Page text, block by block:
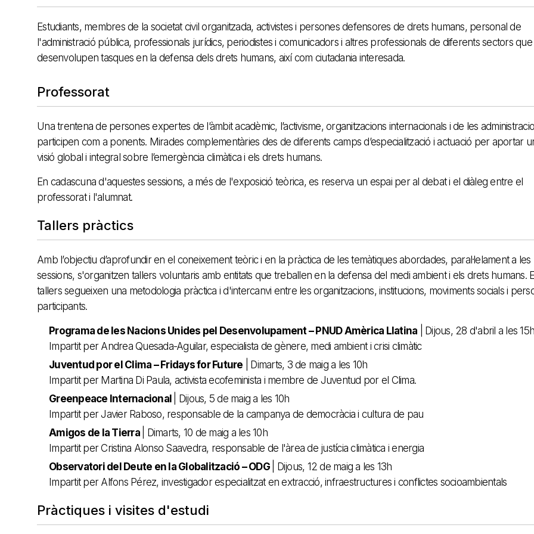
Estudiants, membres de la societat civil organitzada, activistes i persones defensores de drets humans, personal de
l'administració pública, professionals jurídics, periodistes i comunicadors i altres professionals de diferents sectors que
desenvolupen tasques en la defensa dels drets humans, així com ciutadania interesada.
Professorat
Una trentena de persones expertes de l’àmbit acadèmic, l’activisme, organitzacions internacionals i de les
participen com a ponents. Mirades complementàries des de diferents camps d’especialització i actuació per aportar
visió global i integral sobre l’emergència climàtica i els drets humans.
En cadascuna d'aquestes sessions, a més de l'exposició teòrica, es reserva un espai per al debat i el diàleg entre el
professorat i l'alumnat.
Tallers pràctics
Amb l’objectiu d’aprofundir en el coneixement teòric i en la pràctica de les temàtiques abordades, paral·lelament a les
sessions, s'organitzen tallers voluntaris amb entitats que treballen en la defensa del medi ambient i els drets humans.
tallers segueixen una metodologia pràctica i d'intercanvi entre les organitzacions, institucions, moviments socials i
participants.
Programa de les Nacions Unides pel Desenvolupament – PNUD Amèrica Llatina | Dijous, 28 d'abril a les 15h
Impartit per Andrea Quesada-Aguilar, especialista de gènere, medi ambient i crisi climàtic
Juventud por el Clima – Fridays for Future | Dimarts, 3 de maig a les 10h
Impartit per Martina Di Paula, activista ecofeminista i membre de Juventud por el Clima.
Greenpeace Internacional
| Dijous, 5 de maig a les 10h
Impartit per Javier Raboso, responsable de la campanya de democràcia i cultura de pau
Amigos de la Tierra
| Dimarts, 10 de maig a les 10h
Impartit per Cristina Alonso Saavedra, responsable de l'àrea de justícia climàtica i energia
Observatori del Deute en la Globalització – ODG
| Dijous, 12 de maig a les 13h
Impartit per Alfons Pérez, investigador especialitzat en extracció, infraestructures i conflictes socioambientals
Pràctiques i visites d'estudi